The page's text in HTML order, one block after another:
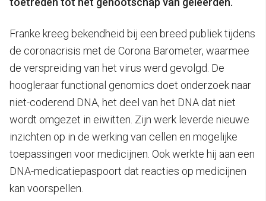
Franke kreeg bekendheid bij een breed publiek tijdens
de coronacrisis met de Corona Barometer, waarmee
de verspreiding van het virus werd gevolgd. De
hoogleraar functional genomics doet onderzoek naar
niet-coderend DNA, het deel van het DNA dat niet
wordt omgezet in eiwitten. Zijn werk leverde nieuwe
inzichten op in de werking van cellen en mogelijke
toepassingen voor medicijnen. Ook werkte hij aan een
DNA-medicatiepaspoort dat reacties op medicijnen
kan voorspellen.